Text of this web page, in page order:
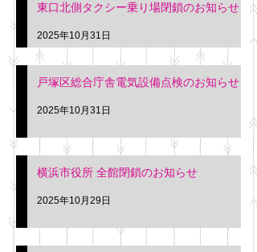
東口北側タクシー乗り場閉鎖のお知らせ
2025年10月31日
戸塚区総合庁舎電気設備点検のお知らせ
2025年10月31日
横浜市役所 全館閉鎖のお知らせ
2025年10月29日